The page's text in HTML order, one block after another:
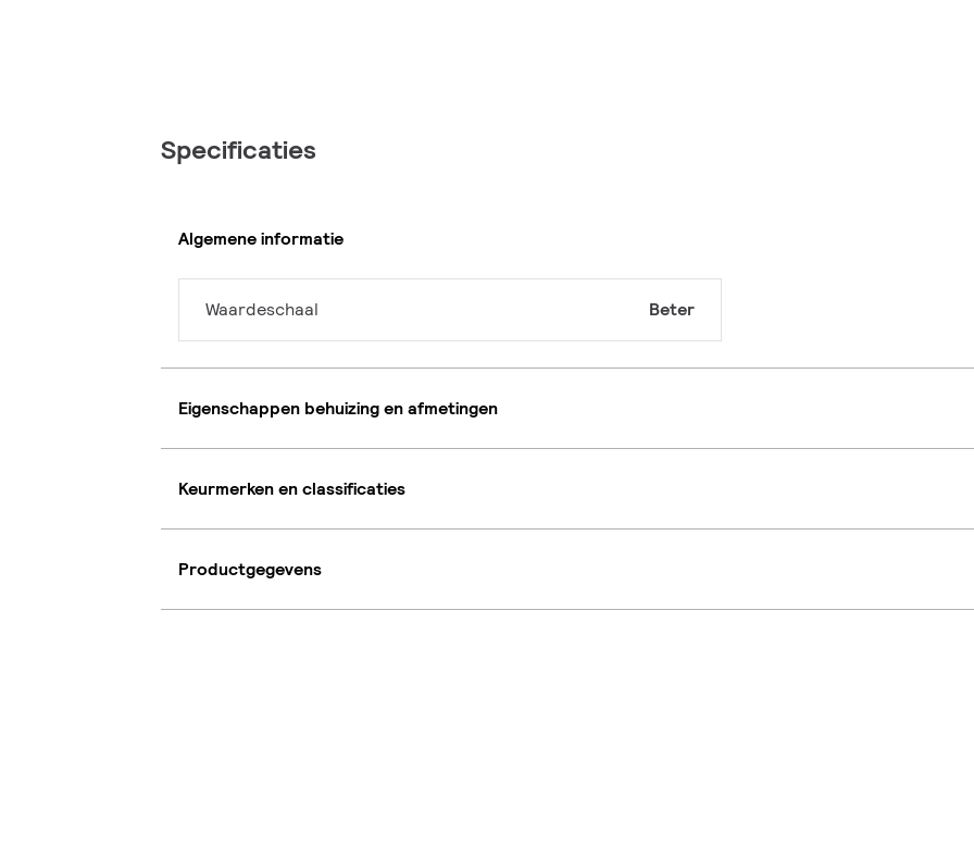
Specificaties
Algemene informatie
Waardeschaal Beter
Eigenschappen behuizing en afmetingen
Keurmerken en classificaties
Productgegevens